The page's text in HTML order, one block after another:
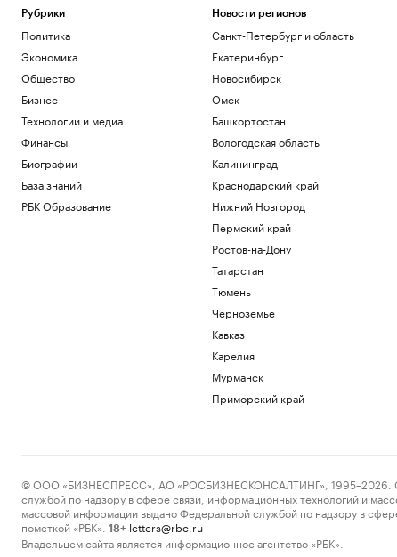
В каких регионах ослабили меры по
бензину. Карта и актуальная ситуация
Подписка на РБК
В Wildberries рассказали, как
предпринимателям подтвердить ущерб
от атак
Бизнес
В бизнес-центре «Адмирал» в Южном
порту залит первый куб бетона
Пресс-релиз
Военная операция на Украине. Главное
Политика
«Билайн» расширил транспортную сеть
В Армении назвали необоснованными
ограничения на экспорт в Россию
нежелательным фонд Human Rights
Рубрики
Политика
Экономика
Общество
Бизнес
Технологии и медиа
Финансы
Биографии
База знаний
РБК Образование
Новости регионов
Санкт-Петербург и область
Екатеринбург
Новосибирск
Омск
Башкортостан
Вологодская область
Калининград
Краснодарский край
Нижний Новгород
Пермский край
Ростов-на-Дону
Татарстан
Тюмень
Черноземье
Кавказ
Карелия
Мурманск
Приморский край
© ООО «БИЗНЕСПРЕСС», АО «РОСБИЗНЕСКОНСАЛТИНГ», 1995–2026.
службой по надзору в сфере связи, информационных технологий и
массовой информации выдано Федеральной службой по надзору в
пометкой «РБК».
18+ letters@rbc.ru
Владельцем сайта является информационное агентство «РБК».